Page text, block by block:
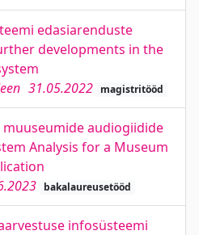
edasiarenduste
developments in the
31.05.2022 magistritööd
muuseumide audiogiidide
Analysis for a Museum
bakalaureusetööd
infosüsteemi